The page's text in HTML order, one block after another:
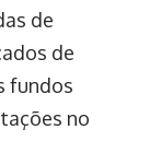
de
de
fundos
no